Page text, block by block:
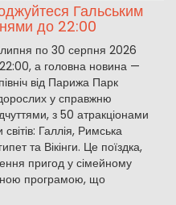
Гальським
до 22:00
липня по 30 серпня 2026
а головна новина —
від Парижа Парк
у справжню
з 50 атракціонами
Галлія, Римська
та Вікінги. Це поїздка,
пригод у сімейному
програмою, що